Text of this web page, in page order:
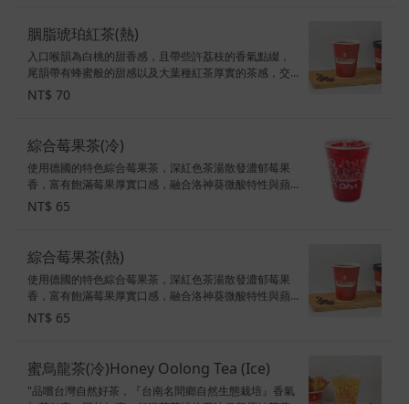
胭脂琥珀紅茶(熱)
入口喉韻為白桃的甜香感，且帶些許荔枝的香氣點綴，
尾韻帶有蜂蜜般的甜感以及大葉種紅茶厚實的茶感，交
織而成的多層次風味！ ※ 無咖啡因 ※ 原產地：印度、斯
里蘭卡 ※總糖量：0顆方糖 ※總熱量：0大卡 飲料統一尺
NT$ 70
綜合莓果茶(冷)
使用德國的特色綜合莓果茶，深紅色茶湯散發濃郁莓果
香，富有飽滿莓果厚實口感，融合洛神葵微酸特性與蘋
果香氣滋味，口口表現出多呈次細緻清爽！ ※ 無咖啡因
※ 原產地：德國 ※總糖量：0顆方糖 ※總熱量：0大卡
NT$ 65
綜合莓果茶(熱)
使用德國的特色綜合莓果茶，深紅色茶湯散發濃郁莓果
香，富有飽滿莓果厚實口感，融合洛神葵微酸特性與蘋
果香氣滋味，口口表現出多呈次細緻清爽！ ※ 無咖啡因
※ 原產地：德國 ※總糖量：0顆方糖 ※總熱量：0大卡
NT$ 65
蜜烏龍茶(冷)Honey Oolong Tea (Ice)
"品嚐台灣自然好茶，『台南名間鄉自然生態栽培』香氣